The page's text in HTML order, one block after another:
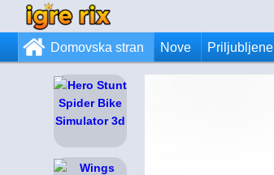
Domovska stran Nove Priljubljene